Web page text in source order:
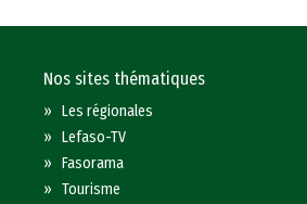
Nos sites thématiques
»Les régionales
»Lefaso-TV
»Fasorama
»Tourisme